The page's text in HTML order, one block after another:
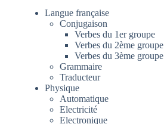
Langue française
Conjugaison
Verbes du 1er groupe
Verbes du 2ème groupe
Verbes du 3ème groupe
Grammaire
Traducteur
Physique
Automatique
Electricité
Electronique